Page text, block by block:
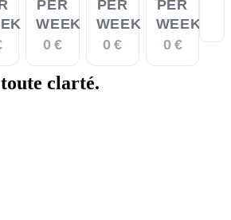
PER
WEEK
0 €
PER
WEEK
0 €
PER
WEEK
0 €
clarté.